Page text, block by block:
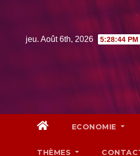
jeu. Août 6th, 2026 5:28:45 PM
ECONOMIE
THÈMES